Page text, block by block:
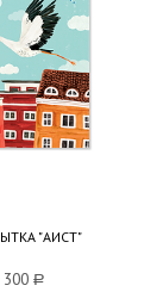
"АИСТ"
300 a